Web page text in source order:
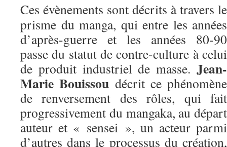
Ces évènements sont décrits à travers le
prisme du manga, qui entre les années
d’après-guerre et les années 80-90
passe du statut de contre-culture à celui
de produit industriel de masse. Jean-
Marie Bouissou décrit ce phénomène
de renversement des rôles, qui fait
progressivement du mangaka, au départ
auteur et « sensei », un acteur parmi
d’autres dans le processus du création,